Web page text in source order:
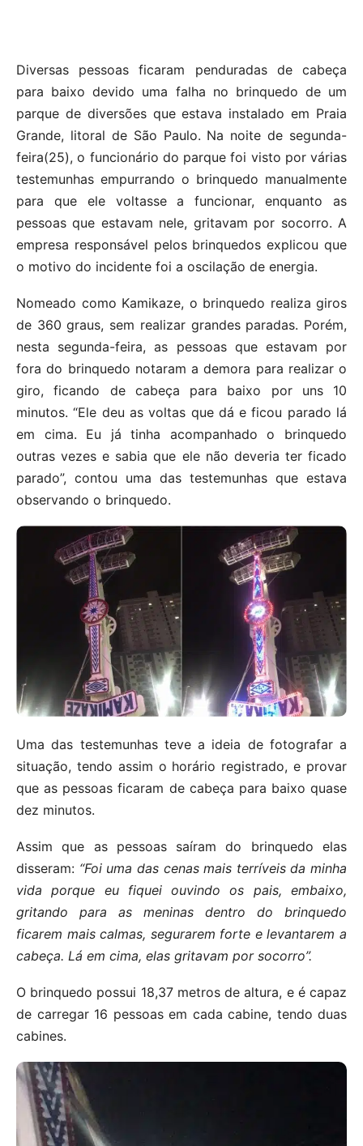
Diversas pessoas ficaram penduradas de cabeça
para baixo devido uma falha no brinquedo de um
parque de diversões que estava instalado em Praia
Grande, litoral de São Paulo. Na noite de segunda-
feira(25), o funcionário do parque foi visto por várias
testemunhas empurrando o brinquedo manualmente
para que ele voltasse a funcionar, enquanto as
pessoas que estavam nele, gritavam por socorro. A
empresa responsável pelos brinquedos explicou que
o motivo do incidente foi a oscilação de energia.
Nomeado como Kamikaze, o brinquedo realiza giros
de 360 graus, sem realizar grandes paradas. Porém,
nesta segunda-feira, as pessoas que estavam por
fora do brinquedo notaram a demora para realizar o
giro, ficando de cabeça para baixo por uns 10
minutos. “Ele deu as voltas que dá e ficou parado lá
em cima. Eu já tinha acompanhado o brinquedo
outras vezes e sabia que ele não deveria ter ficado
parado”, contou uma das testemunhas que estava
observando o brinquedo.
Uma das testemunhas teve a ideia de fotografar a
situação, tendo assim o horário registrado, e provar
que as pessoas ficaram de cabeça para baixo quase
dez minutos.
Assim que as pessoas saíram do brinquedo elas
disseram: “Foi uma das cenas mais terríveis da minha
vida porque eu fiquei ouvindo os pais, embaixo,
gritando para as meninas dentro do brinquedo
ficarem mais calmas, segurarem forte e levantarem a
cabeça. Lá em cima, elas gritavam por socorro”.
O brinquedo possui 18,37 metros de altura, e é capaz
de carregar 16 pessoas em cada cabine, tendo duas
cabines.